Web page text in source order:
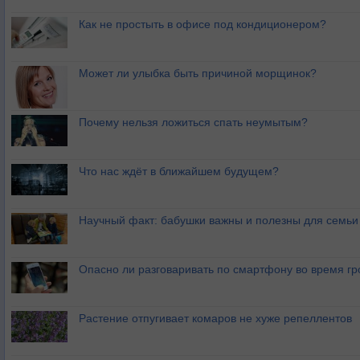
Как не простыть в офисе под кондиционером?
Может ли улыбка быть причиной морщинок?
Почему нельзя ложиться спать неумытым?
Что нас ждёт в ближайшем будущем?
Научный факт: бабушки важны и полезны для семьи
Опасно ли разговаривать по смартфону во время
Растение отпугивает комаров не хуже репеллентов